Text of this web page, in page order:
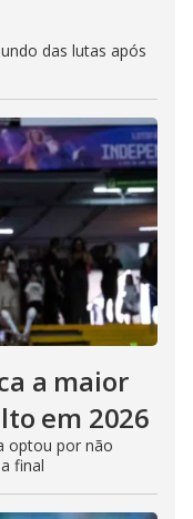
das lutas após
a maior
em 2026
optou por não
final